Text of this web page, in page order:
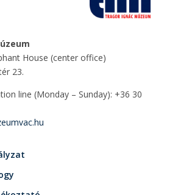
House (center office)
23.
line (Monday – Sunday): +36 30